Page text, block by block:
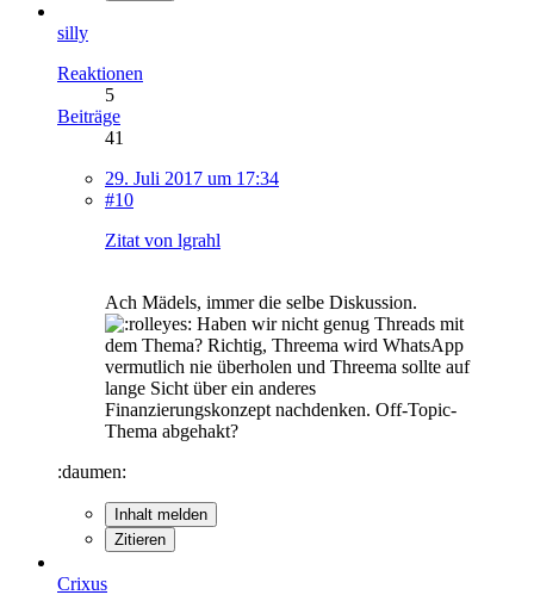
silly
Reaktionen
5
Beiträge
41
29. Juli 2017 um 17:34
#10
Zitat von lgrahl
Ach Mädels, immer die selbe Diskussion.
Haben wir nicht genug Threads mit
dem Thema? Richtig, Threema wird WhatsApp
vermutlich nie überholen und Threema sollte auf
lange Sicht über ein anderes
Finanzierungskonzept nachdenken. Off-Topic-
Thema abgehakt?
:daumen:
Inhalt melden
Zitieren
Crixus